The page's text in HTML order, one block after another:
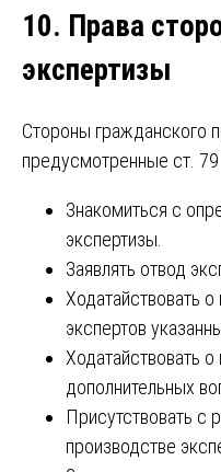
10. Права
экспертизы
Стороны гражданского
предусмотренные ст.
Знакомиться с
экспертизы.
Заявлять отвод
Ходатайствовать
экспертов
Ходатайствовать
дополнительных
Присутствовать с
производстве